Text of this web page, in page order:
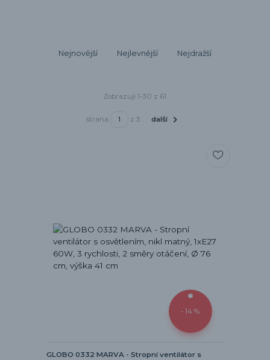
Nejnovější Nejlevnější Nejdražší
Zobrazuji 1-30 z 61
strana z 3 další
- 14 %
GLOBO 0332 MARVA - Stropní ventilátor s